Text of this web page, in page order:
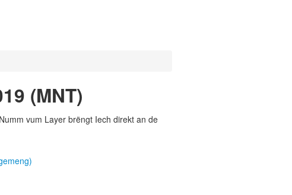
(MNT)
vum Layer brëngt Iech direkt an de